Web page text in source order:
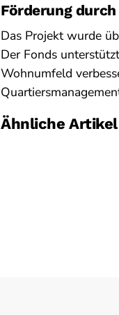
Förderung
Das Projekt wurde
Der Fonds
Wohnumfeld
Ähnliche Artikel